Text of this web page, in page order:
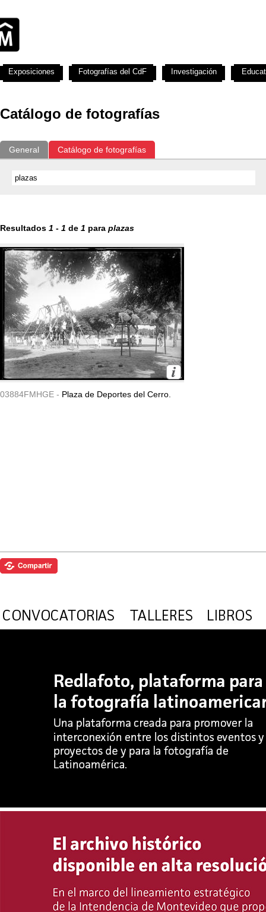
Catálogo de fotografías
General Catálogo de fotografías
Resultados 1 - 1 de 1 para plazas
03884FMHGE - Plaza de Deportes del Cerro.
Exposiciones Fotografías del CdF Investigación